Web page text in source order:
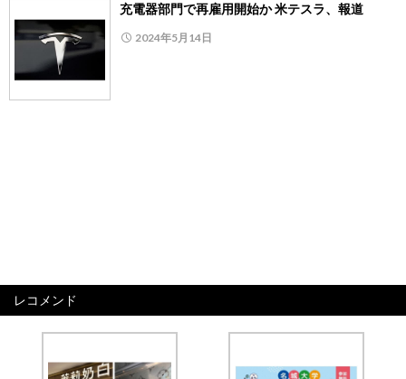
充電器部門で再雇用開始か 米テスラ、報道
2024年5月14日
レコメンド